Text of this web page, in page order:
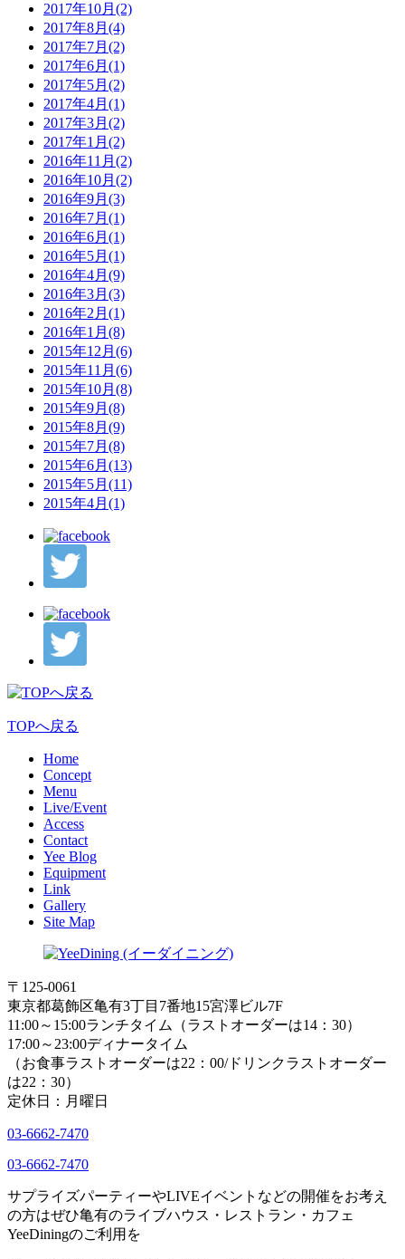
2017年10月(2)
2017年8月(4)
2017年7月(2)
2017年6月(1)
2017年5月(2)
2017年4月(1)
2017年3月(2)
2017年1月(2)
2016年11月(2)
2016年10月(2)
2016年9月(3)
2016年7月(1)
2016年6月(1)
2016年5月(1)
2016年4月(9)
2016年3月(3)
2016年2月(1)
2016年1月(8)
2015年12月(6)
2015年11月(6)
2015年10月(8)
2015年9月(8)
2015年8月(9)
2015年7月(8)
2015年6月(13)
2015年5月(11)
2015年4月(1)
TOPへ戻る
Home
Concept
Menu
Live/Event
Access
Contact
Yee Blog
Equipment
Link
Gallery
Site Map
〒125-0061
東京都葛飾区亀有3丁目7番地15宮澤ビル7F
11:00～15:00ランチタイム（ラストオーダーは14：30）
17:00～23:00ディナータイム
（お食事ラストオーダーは22：00/ドリンクラストオーダー
は22：30）
定休日：月曜日
03-6662-7470
03-6662-7470
サプライズパーティーやLIVEイベントなどの開催をお考え
の方はぜひ亀有のライブハウス・レストラン・カフェ
YeeDiningのご利用を